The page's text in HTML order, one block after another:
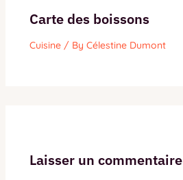
Carte des boissons
Cuisine/ By Célestine Dumont
Laisser un commentaire